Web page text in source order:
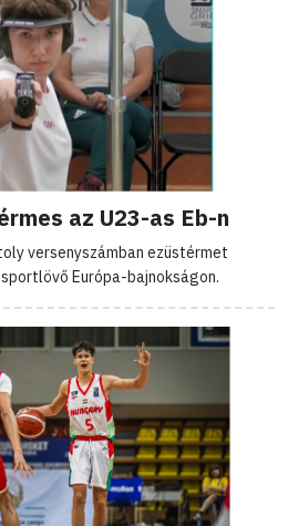
az U23-as Eb-n
versenyszámban ezüstérmet
Európa-bajnokságon.